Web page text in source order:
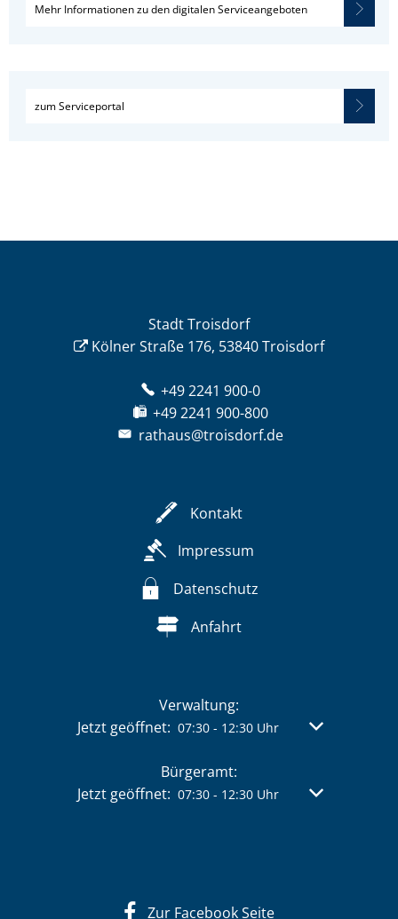
Mehr Informationen zu den digitalen Serviceangeboten
zum Serviceportal
Stadt Troisdorf
Kölner Straße 176, 53840 Troisdorf
+49 2241 900-0
+49 2241 900-800
rathaus@troisdorf.de
Kontakt
Impressum
Datenschutz
Anfahrt
Verwaltung:
Klicken, um weitere Öffnungs- oder
Jetzt geöffnet: 07:30- 12:30Uhr Von 07:30
Bürgeramt:
Klicken, um weitere Öffnungs- oder
Jetzt geöffnet: 07:30- 12:30Uhr Von 07:30
Zur Facebook Seite